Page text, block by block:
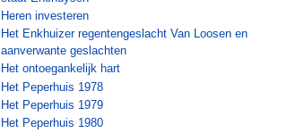
Heren investeren
Het Enkhuizer regentengeslacht Van Loosen en
aanverwante geslachten
Het ontoegankelijk hart
Het Peperhuis 1978
Het Peperhuis 1979
Het Peperhuis 1980